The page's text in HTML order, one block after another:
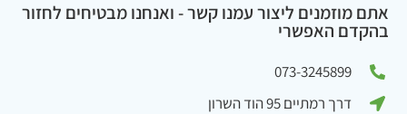
אתם מוזמנים ליצור עמנו קשר - ואנחנו מבטיחים לחזור
בהקדם האפשרי
073-3245899
דרך רמתיים 95 הוד השרון